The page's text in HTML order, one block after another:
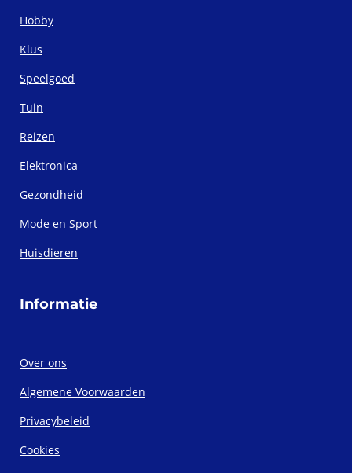
Hobby
Klus
Speelgoed
Tuin
Reizen
Elektronica
Gezondheid
Mode en Sport
Huisdieren
Informatie
Over ons
Algemene Voorwaarden
Privacybeleid
Cookies